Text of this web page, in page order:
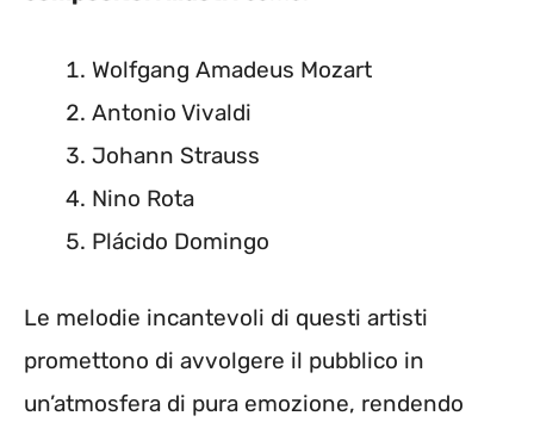
Wolfgang Amadeus Mozart
Antonio Vivaldi
Johann Strauss
Nino Rota
Plácido Domingo
Le melodie incantevoli di questi artisti
promettono di avvolgere il pubblico in
un’atmosfera di pura emozione, rendendo